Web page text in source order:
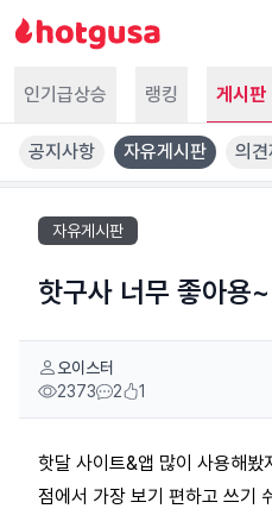
인기급상승 랭킹 게시판
공지사항 자유게시판 의
자유게시판
핫구사 너무 좋아용~
오이스터
2373
2 1
핫달 사이트&앱 많이 사용해봤
점에서 가장 보기 편하고 쓰기